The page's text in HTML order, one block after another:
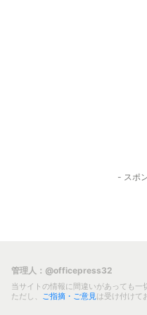
- スポ
管理人：@officepress32
当サイトの情報に間違いがあっても一
ただし、
ご指摘・ご意見 は受け付けて